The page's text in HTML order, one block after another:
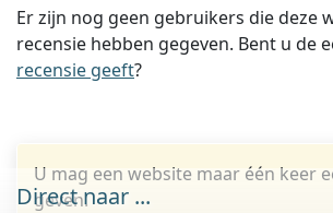
Er zijn nog geen gebruikers die deze
recensie hebben gegeven. Bent u de
recensie geeft?
U mag een website maar één keer
geven.
Direct naar ...